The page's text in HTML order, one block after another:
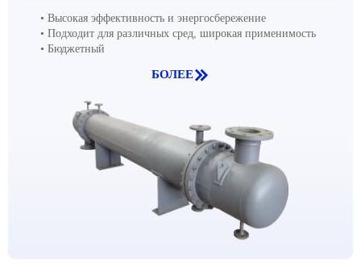
• Высокая эффективность и энергосбережение
• Подходит для различных сред, широкая применимость
• Бюджетный
БОЛЕЕ